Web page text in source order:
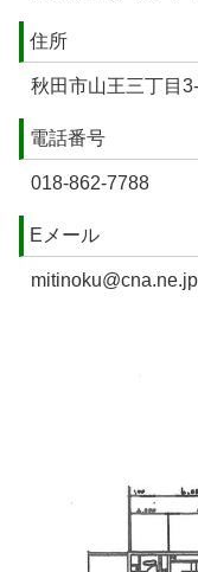
住所
秋田市山王三丁目
電話番号
018-862-7788
Eメール
mitinoku@cna.ne.jp